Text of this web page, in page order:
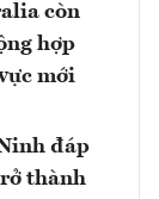
còn
hợp
mới
đáp
thành